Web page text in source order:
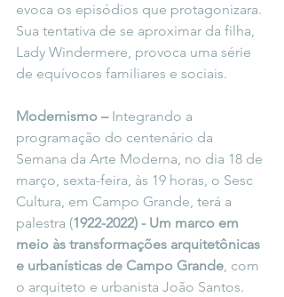
evoca os episódios que protagonizara.
Sua tentativa de se aproximar da filha,
Lady Windermere, provoca uma série
de equívocos familiares e sociais.
Modernismo – Integrando a
programação do centenário da
Semana da Arte Moderna, no dia 18 de
março, sexta-feira, às 19 horas, o Sesc
Cultura, em Campo Grande, terá a
palestra (1922-2022) - Um marco em
meio às transformações arquitetônicas
e urbanísticas de Campo Grande, com
o arquiteto e urbanista João Santos.